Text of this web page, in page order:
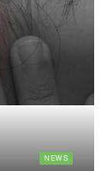
NEWS